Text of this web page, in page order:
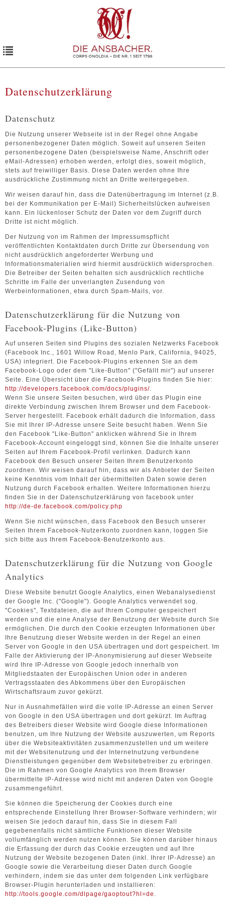
Toggle
Datenschutzerklärung
Datenschutz
Die Nutzung unserer Webseite ist in der Regel ohne Angabe
personenbezogener Daten möglich. Soweit auf unseren Seiten
personenbezogene Daten (beispielsweise Name, Anschrift oder
eMail-Adressen) erhoben werden, erfolgt dies, soweit möglich,
stets auf freiwilliger Basis. Diese Daten werden ohne Ihre
ausdrückliche Zustimmung nicht an Dritte weitergegeben.
Wir weisen darauf hin, dass die Datenübertragung im Internet (z.B.
bei der Kommunikation per E-Mail) Sicherheitslücken aufweisen
kann. Ein lückenloser Schutz der Daten vor dem Zugriff durch
Dritte ist nicht möglich.
Der Nutzung von im Rahmen der Impressumspflicht
veröffentlichten Kontaktdaten durch Dritte zur Übersendung von
nicht ausdrücklich angeforderter Werbung und
Informationsmaterialien wird hiermit ausdrücklich widersprochen.
Die Betreiber der Seiten behalten sich ausdrücklich rechtliche
Schritte im Falle der unverlangten Zusendung von
Werbeinformationen, etwa durch Spam-Mails, vor.
Datenschutzerklärung für die Nutzung von
Facebook-Plugins (Like-Button)
Auf unseren Seiten sind Plugins des sozialen Netzwerks Facebook
(Facebook Inc., 1601 Willow Road, Menlo Park, California, 94025,
USA) integriert. Die Facebook-Plugins erkennen Sie an dem
Facebook-Logo oder dem "Like-Button" ("Gefällt mir") auf unserer
Seite. Eine Übersicht über die Facebook-Plugins finden Sie hier:
http://developers.facebook.com/docs/plugins/.
Wenn Sie unsere Seiten besuchen, wird über das Plugin eine
direkte Verbindung zwischen Ihrem Browser und dem Facebook-
Server hergestellt. Facebook erhält dadurch die Information, dass
Sie mit Ihrer IP-Adresse unsere Seite besucht haben. Wenn Sie
den Facebook "Like-Button" anklicken während Sie in Ihrem
Facebook-Account eingeloggt sind, können Sie die Inhalte unserer
Seiten auf Ihrem Facebook-Profil verlinken. Dadurch kann
Facebook den Besuch unserer Seiten Ihrem Benutzerkonto
zuordnen. Wir weisen darauf hin, dass wir als Anbieter der Seiten
keine Kenntnis vom Inhalt der übermittelten Daten sowie deren
Nutzung durch Facebook erhalten. Weitere Informationen hierzu
finden Sie in der Datenschutzerklärung von facebook unter
http://de-de.facebook.com/policy.php
Wenn Sie nicht wünschen, dass Facebook den Besuch unserer
Seiten Ihrem Facebook-Nutzerkonto zuordnen kann, loggen Sie
sich bitte aus Ihrem Facebook-Benutzerkonto aus.
Datenschutzerklärung für die Nutzung von Google
Analytics
Diese Website benutzt Google Analytics, einen Webanalysedienst
der Google Inc. ("Google"). Google Analytics verwendet sog.
"Cookies", Textdateien, die auf Ihrem Computer gespeichert
werden und die eine Analyse der Benutzung der Website durch Sie
ermöglichen. Die durch den Cookie erzeugten Informationen über
Ihre Benutzung dieser Website werden in der Regel an einen
Server von Google in den USA übertragen und dort gespeichert. Im
Falle der Aktivierung der IP-Anonymisierung auf dieser Webseite
wird Ihre IP-Adresse von Google jedoch innerhalb von
Mitgliedstaaten der Europäischen Union oder in anderen
Vertragsstaaten des Abkommens über den Europäischen
Wirtschaftsraum zuvor gekürzt.
Nur in Ausnahmefällen wird die volle IP-Adresse an einen Server
von Google in den USA übertragen und dort gekürzt. Im Auftrag
des Betreibers dieser Website wird Google diese Informationen
benutzen, um Ihre Nutzung der Website auszuwerten, um Reports
über die Websiteaktivitäten zusammenzustellen und um weitere
mit der Websitenutzung und der Internetnutzung verbundene
Dienstleistungen gegenüber dem Websitebetreiber zu erbringen.
Die im Rahmen von Google Analytics von Ihrem Browser
übermittelte IP-Adresse wird nicht mit anderen Daten von Google
zusammengeführt.
Sie können die Speicherung der Cookies durch eine
entsprechende Einstellung Ihrer Browser-Software verhindern; wir
weisen Sie jedoch darauf hin, dass Sie in diesem Fall
gegebenenfalls nicht sämtliche Funktionen dieser Website
vollumfänglich werden nutzen können. Sie können darüber hinaus
die Erfassung der durch das Cookie erzeugten und auf Ihre
Nutzung der Website bezogenen Daten (inkl. Ihrer IP-Adresse) an
Google sowie die Verarbeitung dieser Daten durch Google
verhindern, indem sie das unter dem folgenden Link verfügbare
Browser-Plugin herunterladen und installieren:
http://tools.google.com/dlpage/gaoptout?hl=de